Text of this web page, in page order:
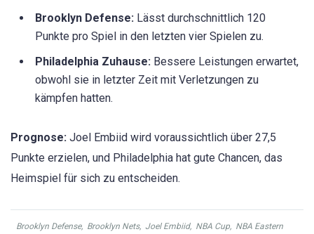
Brooklyn Defense: Lässt durchschnittlich 120
Punkte pro Spiel in den letzten vier Spielen zu.
Philadelphia Zuhause: Bessere Leistungen erwartet,
obwohl sie in letzter Zeit mit Verletzungen zu
kämpfen hatten.
Prognose: Joel Embiid wird voraussichtlich über 27,5
Punkte erzielen, und Philadelphia hat gute Chancen, das
Heimspiel für sich zu entscheiden.
Brooklyn Defense, Brooklyn Nets, Joel Embiid, NBA Cup, NBA Eastern